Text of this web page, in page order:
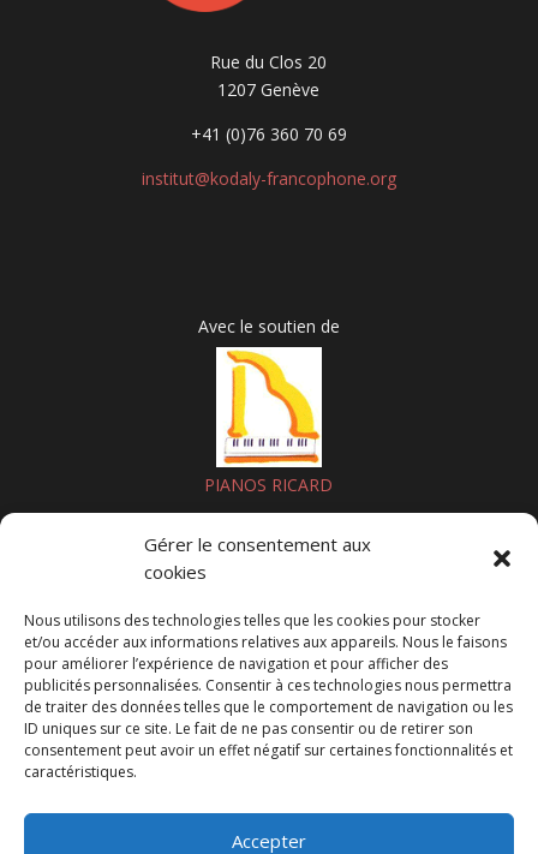
Gérer le consentement aux
cookies
Nous utilisons des technologies telles que les cookies pour stocker
et/ou accéder aux informations relatives aux appareils. Nous le faisons
pour améliorer l’expérience de navigation et pour afficher des
publicités personnalisées. Consentir à ces technologies nous permettra
de traiter des données telles que le comportement de navigation ou les
ID uniques sur ce site. Le fait de ne pas consentir ou de retirer son
consentement peut avoir un effet négatif sur certaines fonctionnalités et
caractéristiques.
Accepter
Rue du Clos 20
1207 Genève
+41 (0)76 360 70 69
institut@kodaly-francophone.org
Avec le soutien de
PIANOS RICARD
>> NOUS SOUTENIR PAR UN DON
Nous suivre sur les réseaux sociaux
Certification